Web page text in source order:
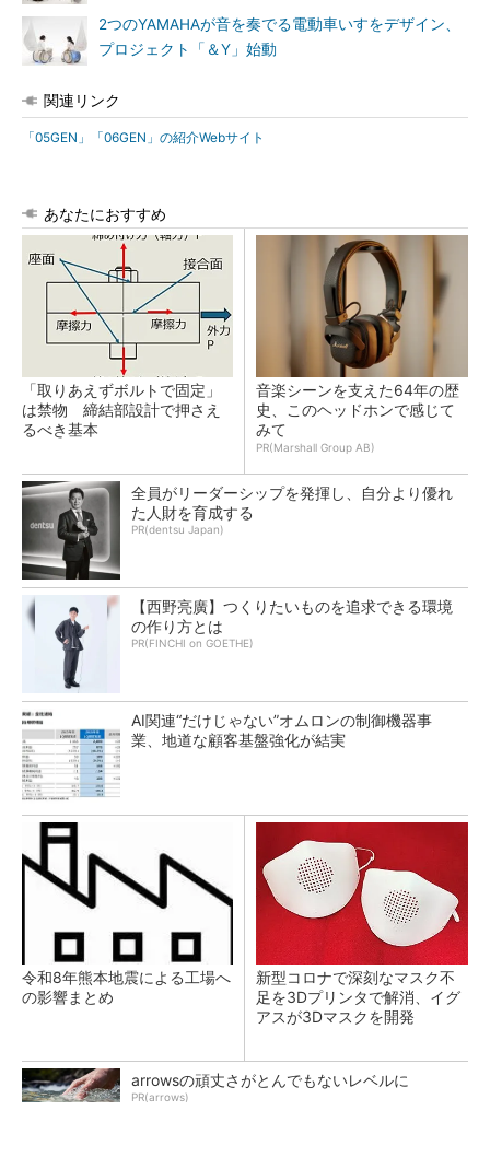
2つのYAMAHAが音を奏でる電動車いすをデザイン、
プロジェクト「＆Y」始動
関連リンク
「05GEN」「06GEN」の紹介Webサイト
あなたにおすすめ
「取りあえずボルトで固定」
は禁物 締結部設計で押さえ
るべき基本
音楽シーンを支えた64年の歴
史、このヘッドホンで感じて
みて
PR(Marshall Group AB)
全員がリーダーシップを発揮し、自分より優れ
た人財を育成する
PR(dentsu Japan)
【西野亮廣】つくりたいものを追求できる環境
の作り方とは
PR(FINCHI on GOETHE)
AI関連“だけじゃない”オムロンの制御機器事
業、地道な顧客基盤強化が結実
令和8年熊本地震による工場へ
の影響まとめ
新型コロナで深刻なマスク不
足を3Dプリンタで解消、イグ
アスが3Dマスクを開発
arrowsの頑丈さがとんでもないレベルに
PR(arrows)